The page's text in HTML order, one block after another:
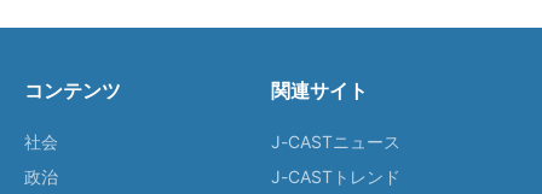
コンテンツ
社会
政治
関連サイト
J-CASTニュース
J-CASTトレンド